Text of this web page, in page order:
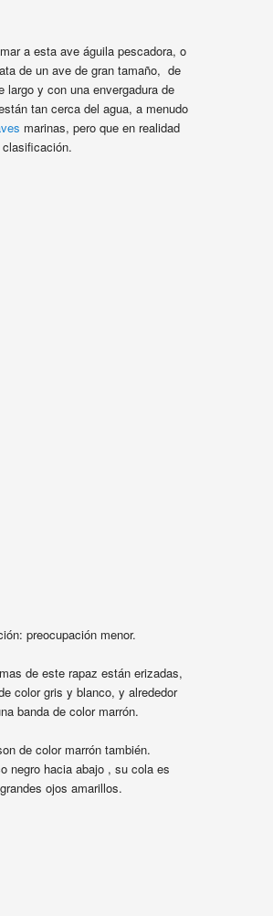
a esta ave águila pescadora, o
de un ave de gran tamaño, de
largo y con una envergadura de
tan cerca del agua, a menudo
marinas, pero que en realidad
preocupación menor.
de este rapaz están erizadas,
color gris y blanco, y alrededor
banda de color marrón.
de color marrón también.
negro hacia abajo , su cola es
ojos amarillos.